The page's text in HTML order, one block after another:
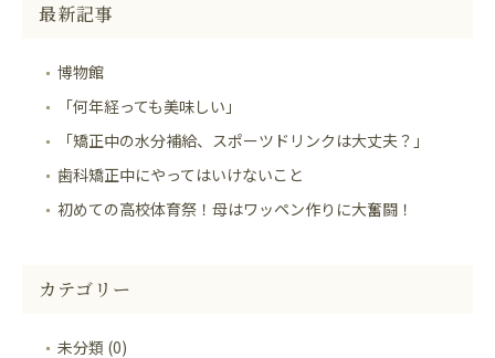
最新記事
博物館
「何年経っても美味しい」
「矯正中の水分補給、スポーツドリンクは大丈夫？」
歯科矯正中にやってはいけないこと
初めての高校体育祭！母はワッペン作りに大奮闘！
カテゴリー
未分類 (0)